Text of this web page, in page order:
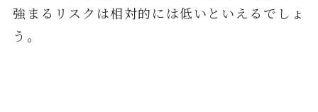
強まるリスクは相対的には低いといえるでしょ
う。